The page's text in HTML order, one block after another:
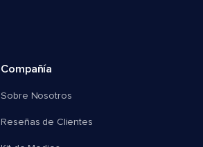
Compañía
Sobre Nosotros
Reseñas de Clientes